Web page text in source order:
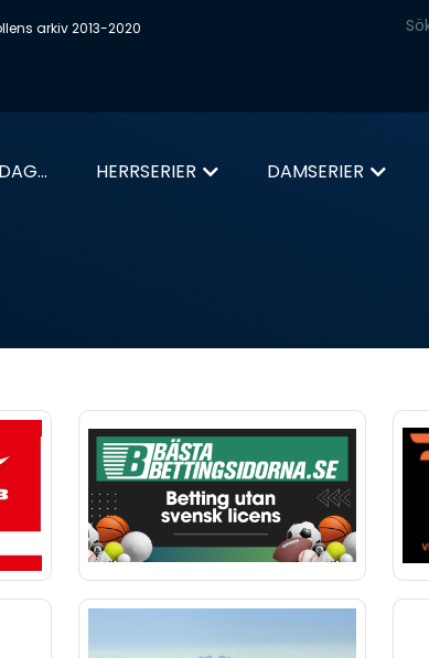
arkiv 2013-2020
HERRSERIER DAMSERIER